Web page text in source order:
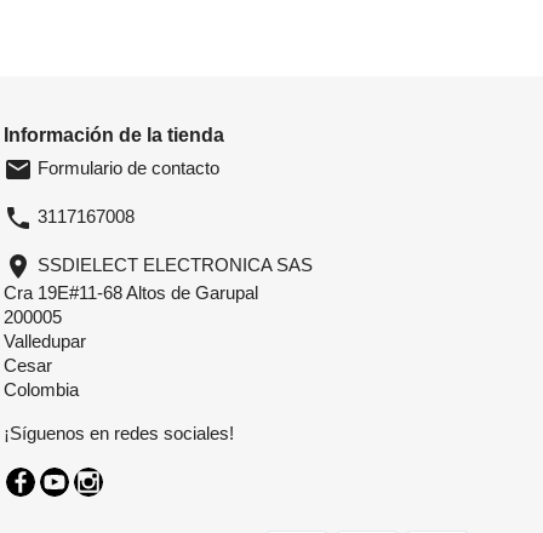
Información de la tienda
email Formulario de contacto
phone 3117167008
location_on SSDIELECT ELECTRONICA SAS
Cra 19E#11-68 Altos de Garupal
200005
Valledupar
Cesar
Colombia
¡Síguenos en redes sociales!
Facebook
YouTubeInstagram